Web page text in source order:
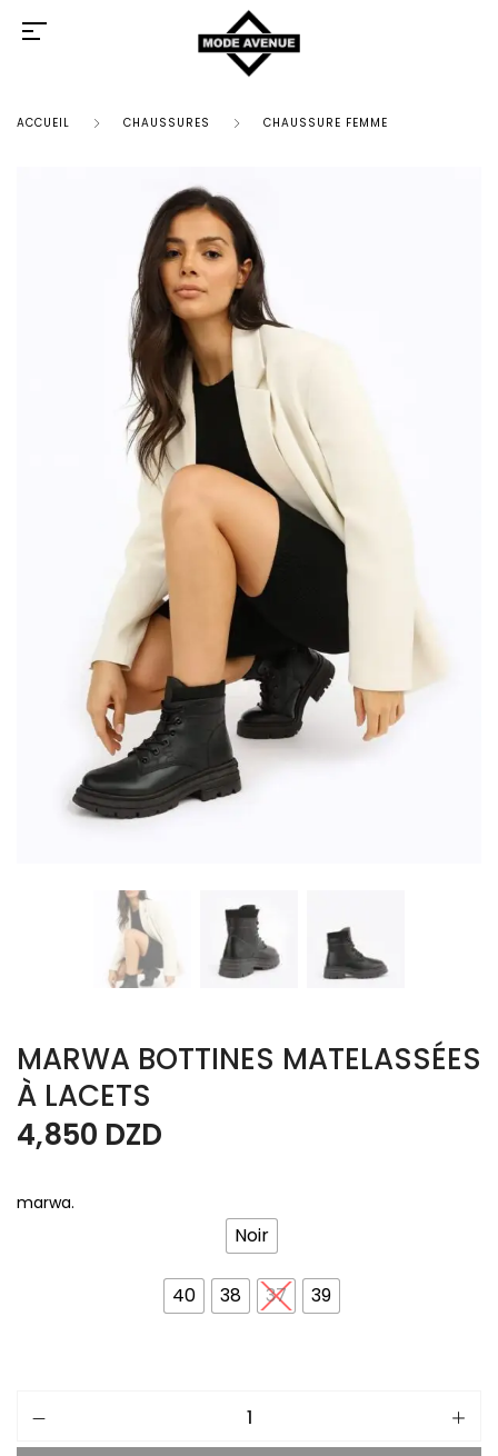
ACCUEIL CHAUSSURES CHAUSSURE FEMME
MARWA BOTTINES MATELASSÉES
À LACETS
4,850 DZD
Noir
40 38 37 39
marwa.